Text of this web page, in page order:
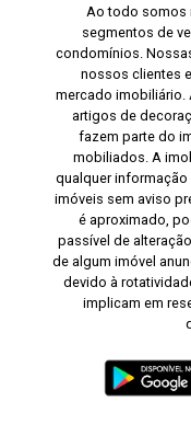
Ao todo somos
segmentos de
condomínios.
nossos clientes
mercado imobiliário.
artigos de
fazem parte do
mobiliados. A
qualquer
imóveis sem aviso
é aproximado,
passível de
de algum imóvel
devido à
implicam em